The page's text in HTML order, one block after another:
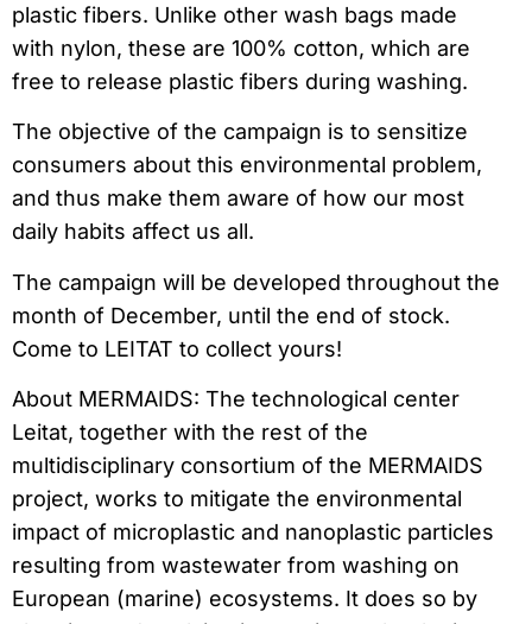
plastic fibers. Unlike other wash bags made
with nylon, these are 100% cotton, which are
free to release plastic fibers during washing.
The objective of the campaign is to sensitize
consumers about this environmental problem,
and thus make them aware of how our most
daily habits affect us all.
The campaign will be developed throughout the
month of December, until the end of stock.
Come to LEITAT to collect yours!
About MERMAIDS: The technological center
Leitat, together with the rest of the
multidisciplinary consortium of the MERMAIDS
project, works to mitigate the environmental
impact of microplastic and nanoplastic particles
resulting from wastewater from washing on
European (marine) ecosystems. It does so by